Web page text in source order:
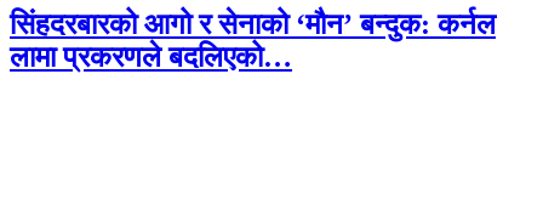
सिंहदरबारको आगो र सेनाको ‘मौन’ बन्दुक: कर्नल
लामा प्रकरणले बदलिएको…